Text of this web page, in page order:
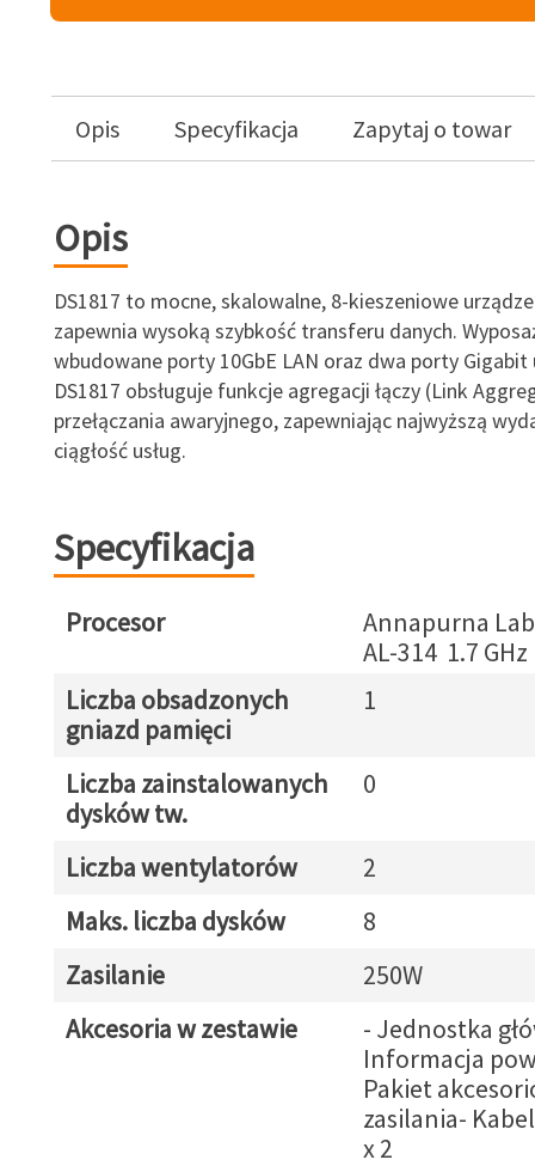
Opis Specyfikacja Zapytaj o towar
Opis
DS1817 to mocne, skalowalne, 8-kieszeniowe
zapewnia wysoką szybkość transferu danych.
wbudowane porty 10GbE LAN oraz dwa porty Gigabit
DS1817 obsługuje funkcje agregacji łączy (Link
przełączania awaryjnego, zapewniając najwyższą
ciągłość usług.
Specyfikacja
Procesor
Annapurna
AL-314 1.7 GHz
Liczba obsadzonych
gniazd pamięci
1
Liczba zainstalowanych
dysków tw.
0
Liczba wentylatorów
2
Maks. liczba dysków
8
Zasilanie
250W
Akcesoria w zestawie
- Jednostka
Informacja
Pakiet
zasilania-
x 2